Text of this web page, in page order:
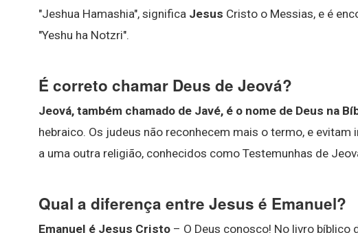
"Jeshua Hamashia", significa Jesus Cristo o Messias, e é
"Yeshu ha Notzri".
É correto chamar Deus de Jeová?
Jeová, também chamado de Javé, é o nome de Deus na
hebraico. Os judeus não reconhecem mais o termo, e
a uma outra religião, conhecidos como Testemunhas de
Qual a diferença entre Jesus é Emanuel?
Emanuel é Jesus Cristo – O Deus conosco! No livro bíblico